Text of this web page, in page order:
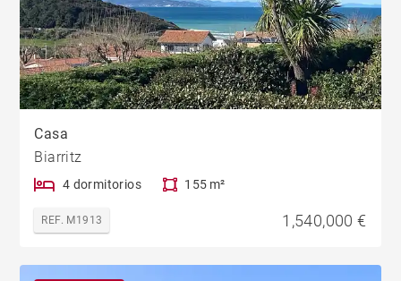
Casa
Biarritz
4 dormitorios 155 m²
REF. M1913 1,540,000 €